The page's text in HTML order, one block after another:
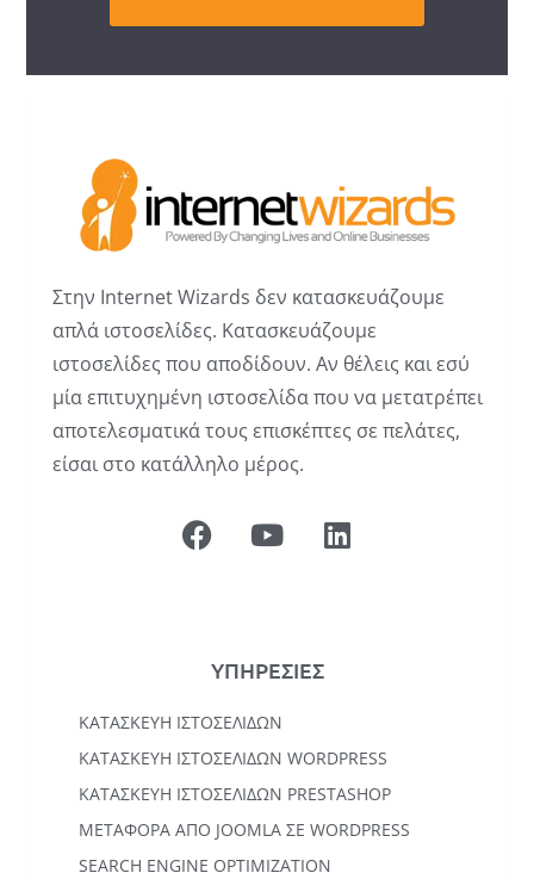
Στην Internet Wizards δεν κατασκευάζουμε
απλά ιστοσελίδες. Κατασκευάζουμε
ιστοσελίδες που αποδίδουν. Αν θέλεις και εσύ
μία επιτυχημένη ιστοσελίδα που να μετατρέπει
αποτελεσματικά τους επισκέπτες σε πελάτες,
είσαι στο κατάλληλο μέρος.
ΥΠΗΡΕΣΙΕΣ
ΚΑΤΑΣΚΕΥΉ ΙΣΤΟΣΕΛΊΔΩΝ
KΑΤΑΣΚΕΥΉ IΣΤΟΣΕΛΊΔΩΝ WORDPRESS
ΚΑΤΑΣΚΕΥΗ ΙΣΤΟΣΕΛΙΔΩΝ PRESTASHOP
ΜΕΤΑΦΟΡΆ ΑΠΌ JOOMLA ΣΕ WORDPRESS
SEARCH ENGINE OPTIMIZATION